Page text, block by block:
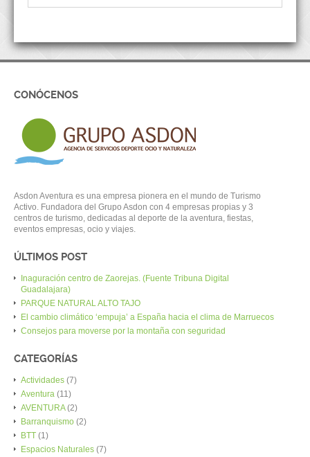
CONÓCENOS
Asdon Aventura es una empresa pionera en el mundo de Turismo
Activo. Fundadora del Grupo Asdon con 4 empresas propias y 3
centros de turismo, dedicadas al deporte de la aventura, fiestas,
eventos empresas, ocio y viajes.
ÚLTIMOS POST
Inaguración centro de Zaorejas. (Fuente Tribuna Digital
Guadalajara)
PARQUE NATURAL ALTO TAJO
El cambio climático ‘empuja’ a España hacia el clima de Marruecos
Consejos para moverse por la montaña con seguridad
CATEGORÍAS
Actividades (7)
Aventura (11)
AVENTURA(2)
Barranquismo (2)
BTT (1)
Espacios Naturales (7)